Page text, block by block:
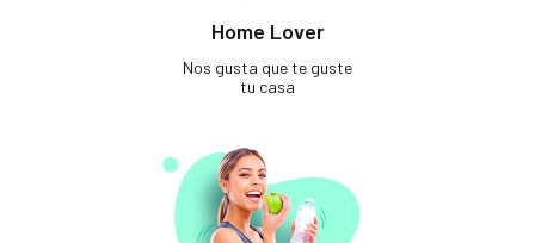
Home Lover
Nos gusta que te guste
tu casa